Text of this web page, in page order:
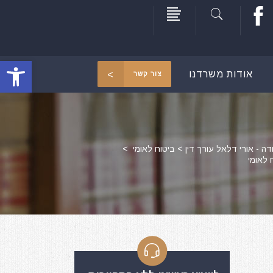
פתח אודות משרדנו צור קשר
- אורי דלאל עורך דין > ביטוח לאומי >
לאומי